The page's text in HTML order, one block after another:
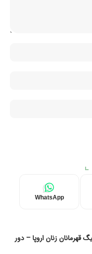
WhatsApp
زنان اروپا – دور